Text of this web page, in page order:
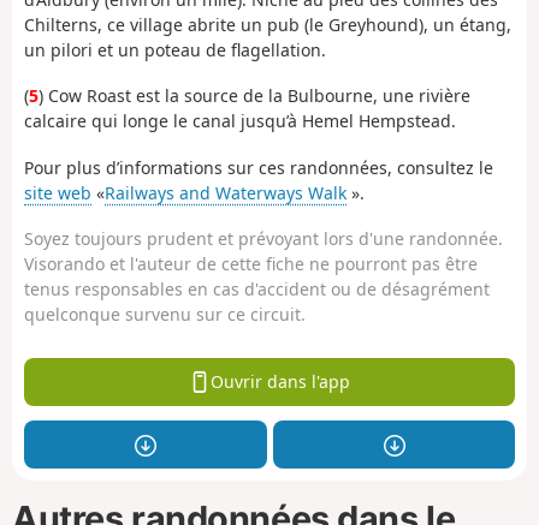
Chilterns, ce village abrite un pub (le Greyhound), un étang,
un pilori et un poteau de flagellation.
(5) Cow Roast est la source de la Bulbourne, une rivière
calcaire qui longe le canal jusqu’à Hemel Hempstead.
Pour plus d’informations sur ces randonnées, consultez le
site web «Railways and Waterways Walk ».
Soyez toujours prudent et prévoyant lors d'une randonnée.
Visorando et l'auteur de cette fiche ne pourront pas être
tenus responsables en cas d'accident ou de désagrément
quelconque survenu sur ce circuit.
Ouvrir dans l'app